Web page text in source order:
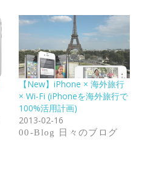
【New】iPhone × 海外旅行
× Wi-Fi (iPhoneを海外旅行で
100%活用計画)
2013-02-16
00-Blog 日々のブログ